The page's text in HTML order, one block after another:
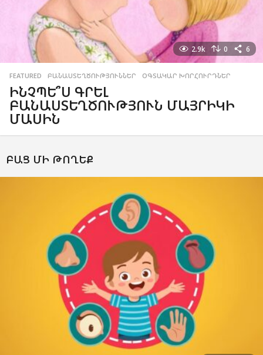
2.9k 0 6
FEATURED ,ԲԱՆԱՍՏԵՂԾՈՒԹՅՈՒՆՆԵՐ ,ՕԳՏԱԿԱՐ ԽՈՐՀՈՒՐԴՆԵՐ
ԻՆՉՊԵ՞Ս ԳՐԵԼ
ԲԱՆԱՍՏԵՂԾՈՒԹՅՈՒՆ ՄԱՅՐԻԿԻ
ՄԱՍԻՆ
ԲԱՑ ՄԻ ԹՈՂԵՔ